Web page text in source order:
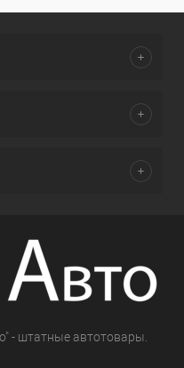
- штатные автотовары.